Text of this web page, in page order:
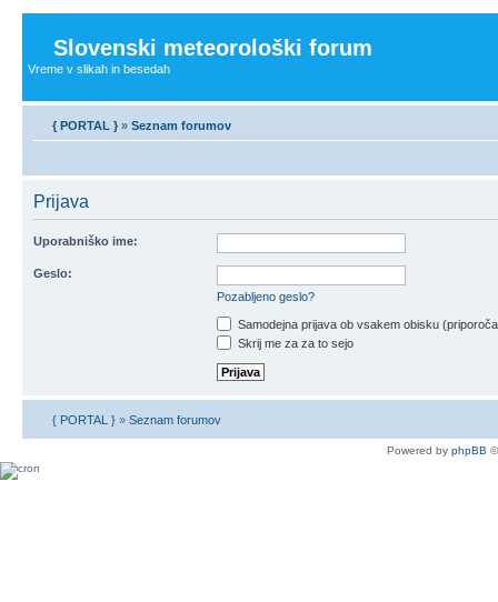
Slovenski meteorološki forum
Vreme v slikah in besedah
{ PORTAL } » Seznam forumov
Prijava
Uporabniško ime:
Geslo:
Pozabljeno geslo?
Samodejna prijava ob vsakem obisku
Skrij me za za to sejo
{ PORTAL } » Seznam forumov
Powered by phpBB